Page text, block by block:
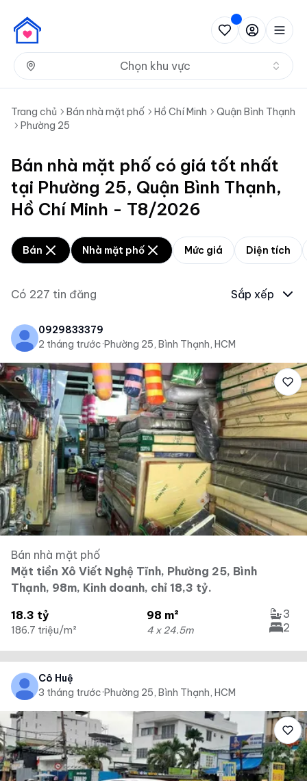
Chọn khu vực
Trang chủ Bán nhà mặt phố Hồ Chí Minh
Quận Bình Thạnh
Phường 25
Bán nhà mặt phố có giá tốt nhất
tại Phường 25, Quận Bình Thạnh,
Hồ Chí Minh - T8/2026
Bán Nhà mặt phố Mức giá Diện tích
Có 227 tin đăng Sắp xếp
0929833379
2 tháng trước·Phường 25, Bình Thạnh, HCM
Bán nhà mặt phố
Mặt tiền Xô Viết Nghệ Tĩnh, Phường 25, Bình
Thạnh, 98m, Kinh doanh, chỉ 18,3 tỷ.
18.3 tỷ
186.7 triệu/m²
98 m²
4 x 24.5m
3
2
Cô Huệ
3 tháng trước·Phường 25, Bình Thạnh, HCM